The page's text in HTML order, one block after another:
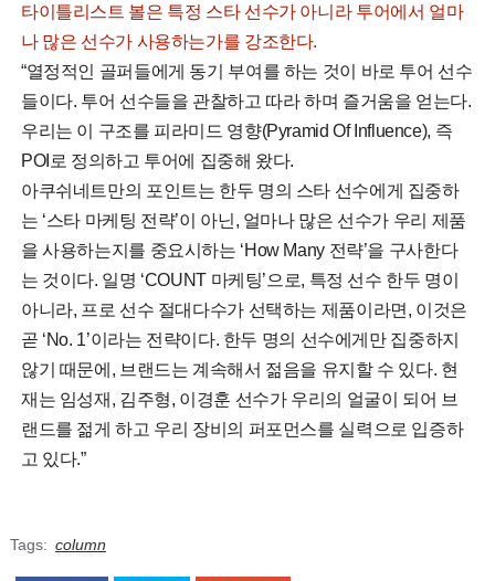
타이틀리스트 볼은 특정 스타 선수가 아니라 투어에서 얼마
나 많은 선수가 사용하는가를 강조한다.
“열정적인 골퍼들에게 동기 부여를 하는 것이 바로 투어 선수
들이다. 투어 선수들을 관찰하고 따라 하며 즐거움을 얻는다.
우리는 이 구조를 피라미드 영향(Pyramid Of Influence), 즉
POI로 정의하고 투어에 집중해 왔다.
아쿠쉬네트만의 포인트는 한두 명의 스타 선수에게 집중하
는 ‘스타 마케팅 전략’이 아닌, 얼마나 많은 선수가 우리 제품
을 사용하는지를 중요시하는 ‘How Many 전략’을 구사한다
는 것이다. 일명 ‘COUNT 마케팅’으로, 특정 선수 한두 명이
아니라, 프로 선수 절대다수가 선택하는 제품이라면, 이것은
곧 ‘No. 1’이라는 전략이다. 한두 명의 선수에게만 집중하지
않기 때문에, 브랜드는 계속해서 젊음을 유지할 수 있다. 현
재는 임성재, 김주형, 이경훈 선수가 우리의 얼굴이 되어 브
랜드를 젊게 하고 우리 장비의 퍼포먼스를 실력으로 입증하
고 있다.”
Tags: column